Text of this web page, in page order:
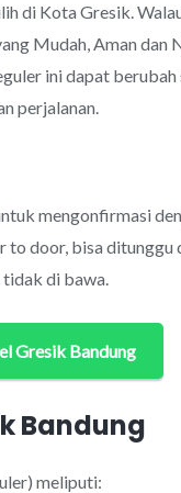
di Kota Gresik.
Mudah, Aman
ini dapat
perjalanan.
mengonfirmasi
door, bisa
tidak di bawa.
Gresik Bandung
Bandung
meliputi: